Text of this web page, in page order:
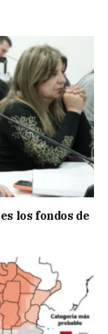
los fondos de